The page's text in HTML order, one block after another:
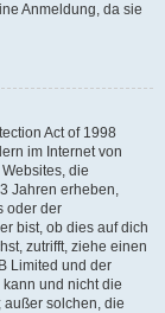
Anmeldung, da sie
Act of 1998
im Internet von
die
Jahren erheben,
oder der
bist, ob dies auf dich
zutrifft, ziehe einen
Limited und der
und nicht die
solchen, die